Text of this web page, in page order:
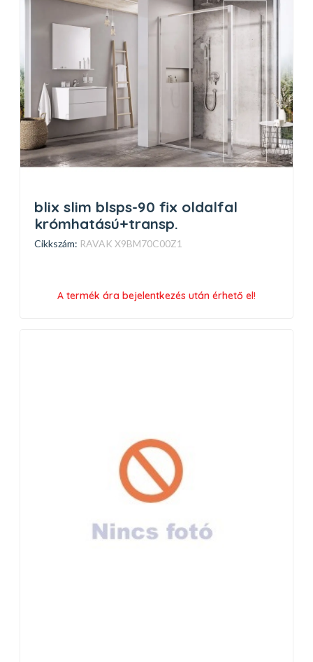
blix slim blsps-90 fix oldalfal
krómhatású+transp.
Cikkszám: RAVAK X9BM70C00Z1
A termék ára bejelentkezés után érhető el!